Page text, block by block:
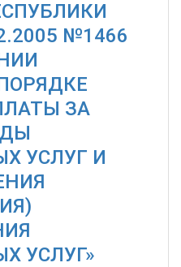
№1466
ЗА
УСЛУГ И
УСЛУГ»